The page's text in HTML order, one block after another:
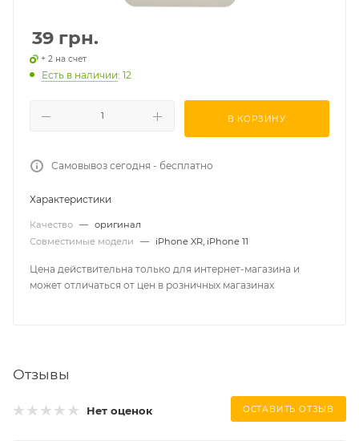
39 грн.
+ 2 на счет
Есть в наличии: 12
В КОРЗИНУ
Самовывоз сегодня - бесплатно
Характеристики
Качество — оригинал
Совместимые модели
— iPhone XR, iPhone 11
Цена действительна только для интернет-магазина и
может отличаться от цен в розничных магазинах
Отзывы
Нет оценок ОСТАВИТЬ ОТЗЫВ